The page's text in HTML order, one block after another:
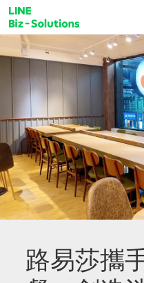
路易莎攜